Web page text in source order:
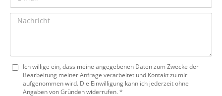
Ich willige ein, dass meine angegebenen Daten zum Zwecke der
Bearbeitung meiner Anfrage verarbeitet und Kontakt zu mir
aufgenommen wird. Die Einwilligung kann ich jederzeit ohne
Angaben von Gründen widerrufen. *